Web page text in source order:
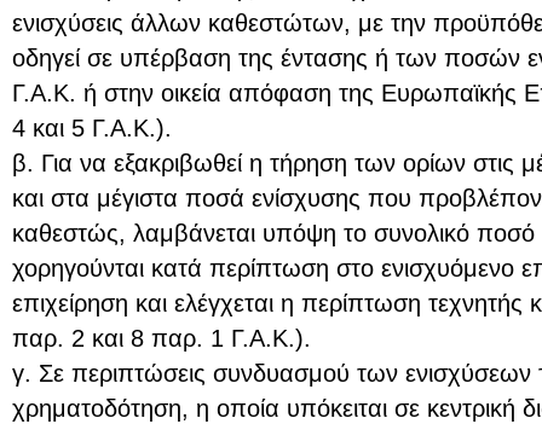
ενισχύσεις άλλων καθεστώτων, με την
οδηγεί σε υπέρβαση της έντασης ή των ποσών
Γ.Α.Κ. ή στην οικεία απόφαση της Ευρωπαϊκής
4 και 5 Γ.Α.Κ.).
β. Για να εξακριβωθεί η τήρηση των ορίων στις
και στα μέγιστα ποσά ενίσχυσης που
καθεστώς, λαμβάνεται υπόψη το συνολικό
χορηγούνται κατά περίπτωση στο ενισχυόμενο
επιχείρηση και ελέγχεται η περίπτωση
παρ. 2 και 8 παρ. 1 Γ.Α.Κ.).
γ. Σε περιπτώσεις συνδυασμού των
χρηματοδότηση, η οποία υπόκειται σε κεντρική